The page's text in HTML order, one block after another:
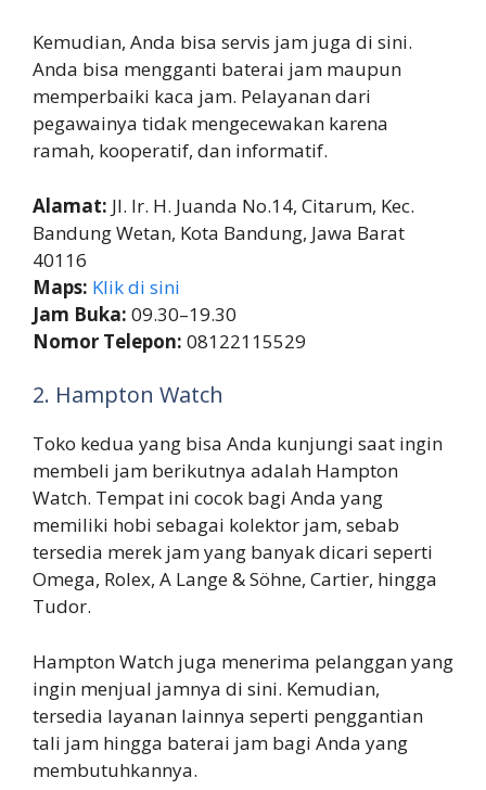
Kemudian, Anda bisa servis jam juga di sini.
Anda bisa mengganti baterai jam maupun
memperbaiki kaca jam. Pelayanan dari
pegawainya tidak mengecewakan karena
ramah, kooperatif, dan informatif.
Alamat: Jl. Ir. H. Juanda No.14, Citarum, Kec.
Bandung Wetan, Kota Bandung, Jawa Barat
40116
Maps: Klik di sini
Jam Buka: 09.30–19.30
Nomor Telepon: 08122115529
2. Hampton Watch
Toko kedua yang bisa Anda kunjungi saat ingin
membeli jam berikutnya adalah Hampton
Watch. Tempat ini cocok bagi Anda yang
memiliki hobi sebagai kolektor jam, sebab
tersedia merek jam yang banyak dicari seperti
Omega, Rolex, A Lange & Söhne, Cartier, hingga
Tudor.
Hampton Watch juga menerima pelanggan yang
ingin menjual jamnya di sini. Kemudian,
tersedia layanan lainnya seperti penggantian
tali jam hingga baterai jam bagi Anda yang
membutuhkannya.